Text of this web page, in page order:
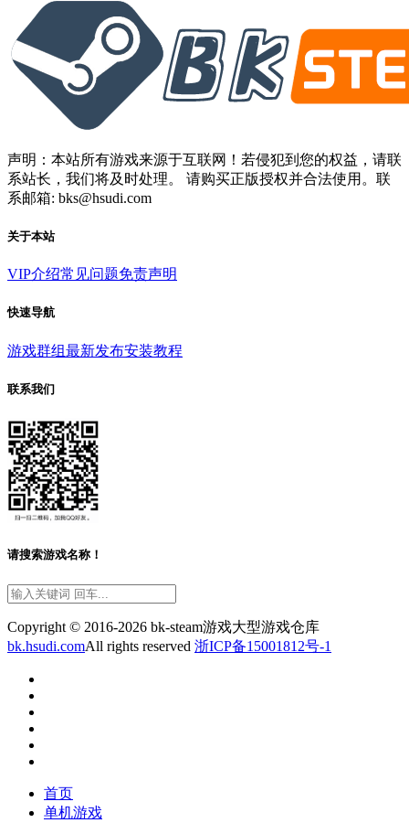
声明：本站所有游戏来源于互联网！若侵犯到您的权益，请联
系站长，我们将及时处理。 请购买正版授权并合法使用。联
系邮箱: bks@hsudi.com
关于本站
VIP介绍常见问题免责声明
快速导航
游戏群组最新发布安装教程
联系我们
请搜索游戏名称！
Copyright © 2016-2026 bk-steam游戏大型游戏仓库
bk.hsudi.comAll rights reserved 浙ICP备15001812号-1
首页
单机游戏